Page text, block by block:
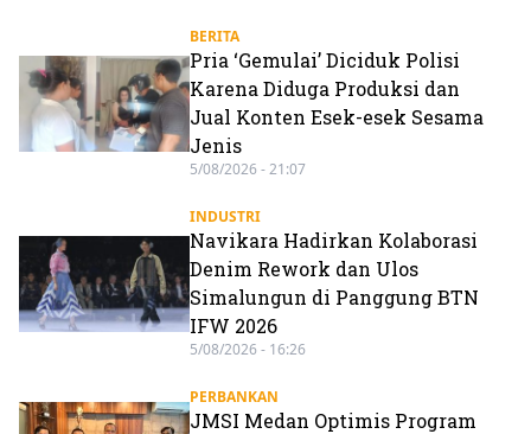
BERITA
Pria ‘Gemulai’ Diciduk Polisi
Karena Diduga Produksi dan
Jual Konten Esek-esek Sesama
Jenis
5/08/2026 - 21:07
INDUSTRI
Navikara Hadirkan Kolaborasi
Denim Rework dan Ulos
Simalungun di Panggung BTN
IFW 2026
5/08/2026 - 16:26
PERBANKAN
JMSI Medan Optimis Program